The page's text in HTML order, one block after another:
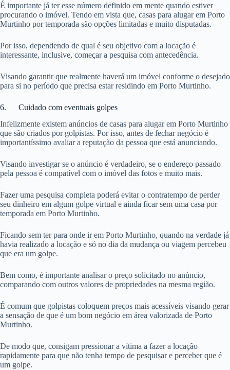
É importante já ter esse número definido em mente quando estiver
procurando o imóvel. Tendo em vista que, casas para alugar em Porto
Murtinho por temporada são opções limitadas e muito disputadas.
Por isso, dependendo de qual é seu objetivo com a locação é
interessante, inclusive, começar a pesquisa com antecedência.
Visando garantir que realmente haverá um imóvel conforme o desejado
para si no período que precisa estar residindo em Porto Murtinho.
6. Cuidado com eventuais golpes
Infelizmente existem anúncios de casas para alugar em Porto Murtinho
que são criados por golpistas. Por isso, antes de fechar negócio é
importantíssimo avaliar a reputação da pessoa que está anunciando.
Visando investigar se o anúncio é verdadeiro, se o endereço passado
pela pessoa é compatível com o imóvel das fotos e muito mais.
Fazer uma pesquisa completa poderá evitar o contratempo de perder
seu dinheiro em algum golpe virtual e ainda ficar sem uma casa por
temporada em Porto Murtinho.
Ficando sem ter para onde ir em Porto Murtinho, quando na verdade já
havia realizado a locação e só no dia da mudança ou viagem percebeu
que era um golpe.
Bem como, é importante analisar o preço solicitado no anúncio,
comparando com outros valores de propriedades na mesma região.
É comum que golpistas coloquem preços mais acessíveis visando gerar
a sensação de que é um bom negócio em área valorizada de Porto
Murtinho.
De modo que, consigam pressionar a vítima a fazer a locação
rapidamente para que não tenha tempo de pesquisar e perceber que é
um golpe.